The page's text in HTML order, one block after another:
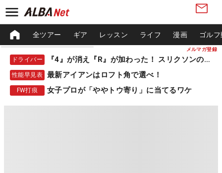
メルマガ登録
全ツアー ギア レッスン ライフ 漫画 ゴル
ドライバー 『4』が消え『R』が加わった！ スリクソンの新作
性能早見表 最新アイアンはロフト角で選べ！
FW打痕 女子プロが「ややトウ寄り」に当てるワケ